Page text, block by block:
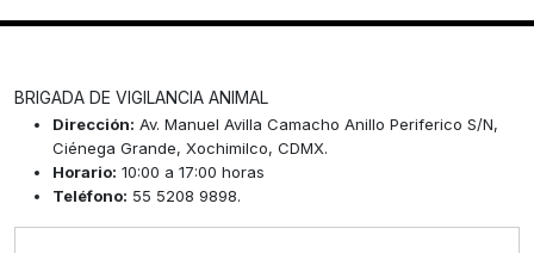
BRIGADA DE VIGILANCIA ANIMAL
Dirección: Av. Manuel Avilla Camacho Anillo Periferico S/N,
Ciénega Grande, Xochimilco, CDMX.
Horario: 10:00 a 17:00 horas
Teléfono: 55 5208 9898.